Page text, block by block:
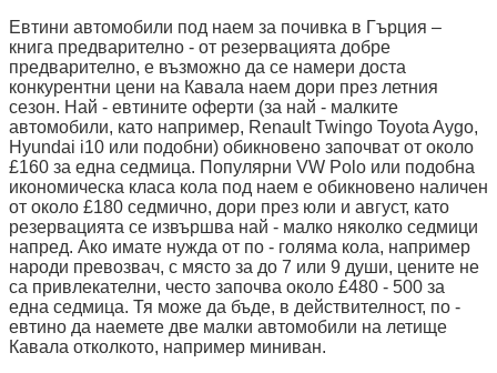
Евтини автомобили под наем за почивка в Гърция –
книга предварително - от резервацията добре
предварително, е възможно да се намери доста
конкурентни цени на Кавала наем дори през летния
сезон. Най - евтините оферти (за най - малките
автомобили, като например, Renault Twingo Toyota Aygo,
Hyundai i10 или подобни) обикновено започват от около
£160 за една седмица. Популярни VW Polo или подобна
икономическа класа кола под наем е обикновено наличен
от около £180 седмично, дори през юли и август, като
резервацията се извършва най - малко няколко седмици
напред. Ако имате нужда от по - голяма кола, например
народи превозвач, с място за до 7 или 9 души, цените не
са привлекателни, често започва около £480 - 500 за
една седмица. Тя може да бъде, в действителност, по -
евтино да наемете две малки автомобили на летище
Кавала отколкото, например миниван.